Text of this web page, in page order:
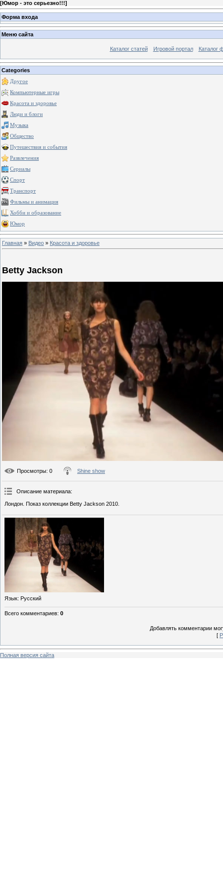
[Юмор - это серьезно!!!]
Форма входа
Меню сайта
Каталог статей Игровой портал Каталог
Categories
Другое
Компьютерные игры
Красота и здоровье
Люди и блоги
Музыка
Общество
Путешествия и события
Развлечения
Сериалы
Спорт
Транспорт
Фильмы и анимация
Хобби и образование
Юмор
Главная » Видео » Красота и здоровье
Betty Jackson
Просмотры: 0 Shine show
Описание материала:
Лондон. Показ коллекции Betty Jackson 2010.
Язык: Русский
Всего комментариев: 0
Добавлять комментарии
[
Полная версия сайта